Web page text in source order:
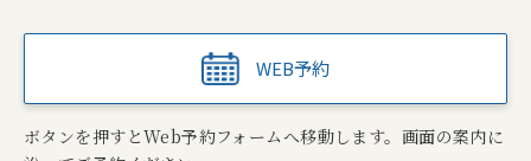
WEB予約
ボタンを押すとWeb予約フォームへ移動します。画面の案内に